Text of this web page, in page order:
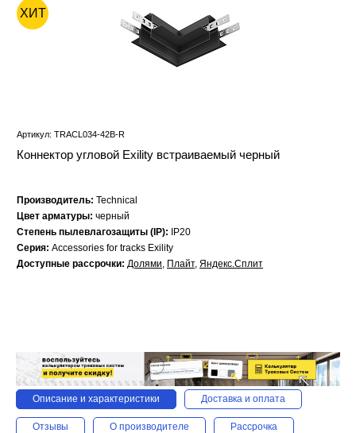
ХИТ
Артикул: TRACL034-42B-R
Коннектор угловой Exility встраиваемый черный
Производитель: Technical
Цвет арматуры: черный
Степень пылевлагозащиты (IP):
IP20
Серия: Accessories for tracks Exility
Доступные рассрочки: Долями, Плайт, Яндекс.Сплит
Описание и характеристики Доставка и оплата
Отзывы О производителе Рассрочка